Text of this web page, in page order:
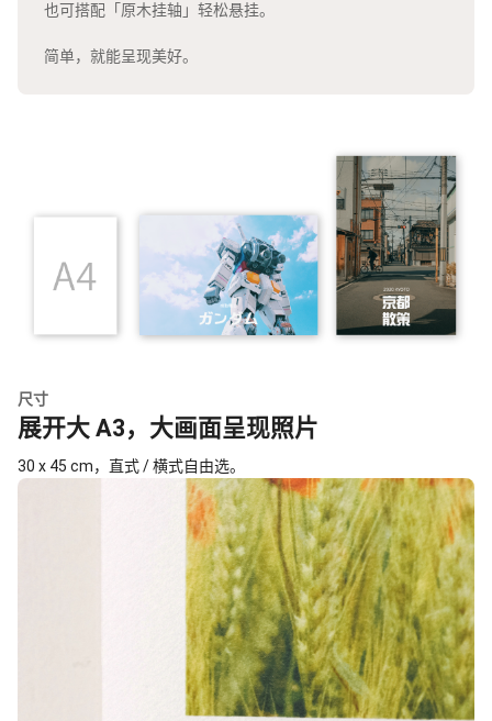
也可搭配「原木挂轴」轻松悬挂。
简单，就能呈现美好。
尺寸
展开大 A3，大画面呈现照片
30 x 45 cm，直式 / 横式自由选。